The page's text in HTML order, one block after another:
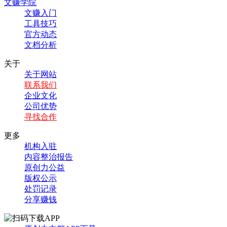
文赚学院
文赚入门
工具技巧
官方动态
文档分析
关于
关于网站
联系我们
企业文化
公司优势
寻找合作
更多
机构入驻
内容整治报告
原创力公益
版权公示
处罚记录
分享赚钱